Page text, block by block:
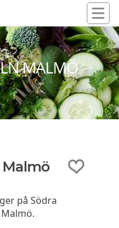
MALMÖ
Malmö
på Södra